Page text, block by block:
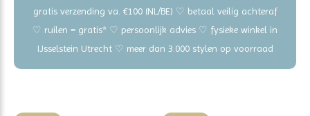
gratis verzending va. €100 (NL/BE) ♡ betaal veilig achteraf
♡ ruilen = gratis* ♡ persoonlijk advies ♡ fysieke winkel in
IJsselstein Utrecht ♡ meer dan 3.000 stylen op voorraad